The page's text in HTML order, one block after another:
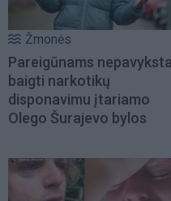
Žmonės
Pareigūnams nepavyksta
baigti narkotikų
disponavimu įtariamo
Olego Šurajevo bylos